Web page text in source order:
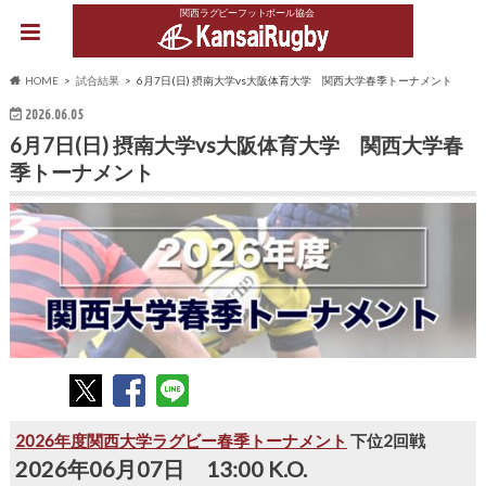
関西ラグビーフットボール協会
HOME 試合結果 6月7日(日) 摂南大学vs大阪体育大学 関西大学春季トーナメント
2026.06.05
6月7日(日) 摂南大学vs大阪体育大学 関西大学春
季トーナメント
2026年度関西大学ラグビー春季トーナメント 下位2回戦
2026年06月07日 13:00 K.O.